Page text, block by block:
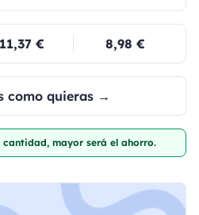
11,37 € 8,98 €
como quieras →
cantidad, mayor será el ahorro.